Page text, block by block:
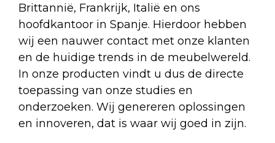
Brittannië, Frankrijk, Italië en ons
hoofdkantoor in Spanje. Hierdoor hebben
wij een nauwer contact met onze klanten
en de huidige trends in de meubelwereld.
In onze producten vindt u dus de directe
toepassing van onze studies en
onderzoeken. Wij genereren oplossingen
en innoveren, dat is waar wij goed in zijn.